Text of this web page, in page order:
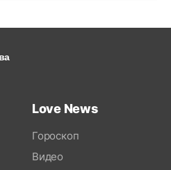
Love News
Гороскоп
Видео